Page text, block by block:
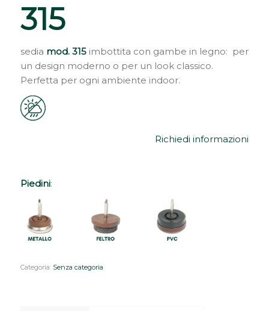
315
sedia mod. 315imbottita con gambe in legno: per
un design moderno o per un look classico.
Perfetta per ogni ambiente indoor.
Richiedi informazioni
Piedini:
Categoria: Senza categoria